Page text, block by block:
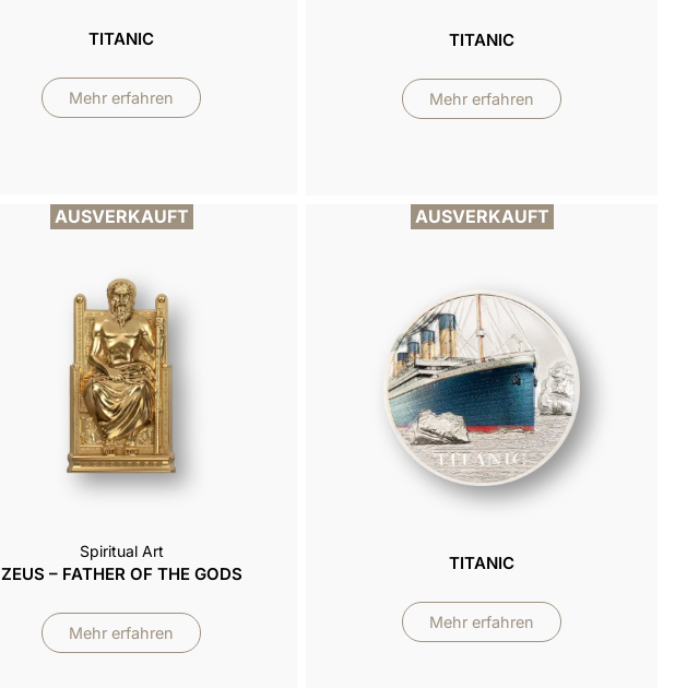
TITANIC
Mehr erfahren
TITANIC
Mehr erfahren
AUSVERKAUFT
Spiritual Art
ZEUS – FATHER OF THE GODS
Mehr erfahren
AUSVERKAUFT
TITANIC
Mehr erfahren